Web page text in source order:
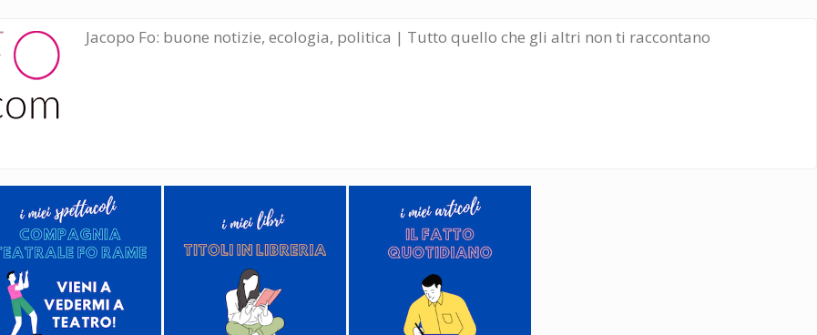
Jacopo Fo: buone notizie, ecologia, politica | Tutto quello che gli altri non ti raccontano